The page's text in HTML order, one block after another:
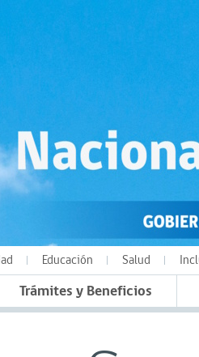
Educación Salud
Trámites y Beneficios